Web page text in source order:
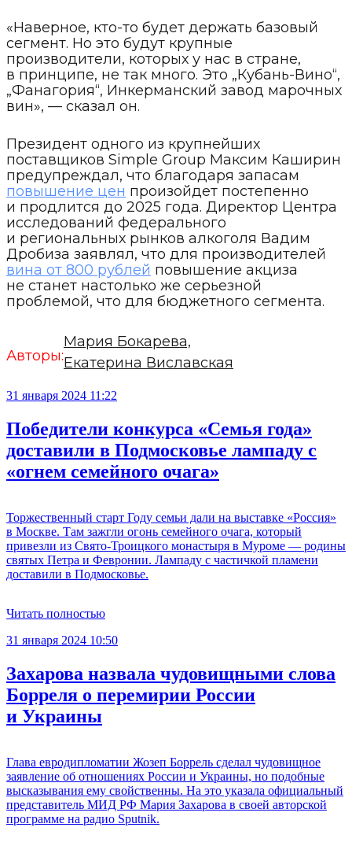
«Наверное, кто-то будет держать базовый
сегмент. Но это будут крупные
производители, которых у нас в стране,
в принципе, не так много. Это „Кубань-Вино“,
„Фанагория“, Инкерманский завод марочных
вин», — сказал он.
Президент одного из крупнейших
поставщиков Simple Group Максим Каширин
предупреждал, что благодаря запасам
повышение цен произойдет постепенно
и продлится до 2025 года. Директор Центра
исследований федерального
и региональных рынков алкоголя Вадим
Дробиза заявлял, что для производителей
вина от 800 рублей повышение акциза
не станет настолько же серьезной
проблемой, что для бюджетного сегмента.
Авторы:
Мария Бокарева,
Екатерина Виславская
31 января 2024 11:22
Победители конкурса «Семья года»
доставили в Подмосковье лампаду с
«огнем семейного очага»
Торжественный старт Году семьи дали на выставке «Россия»
в Москве. Там зажгли огонь семейного очага, который
привезли из Свято-Троицкого монастыря в Муроме — родины
святых Петра и Февронии. Лампаду с частичкой пламени
доставили в Подмосковье.
Читать полностью
31 января 2024 10:50
Захарова назвала чудовищными слова
Борреля о перемирии России
и Украины
Глава евродипломатии Жозеп Боррель сделал чудовищное
заявление об отношениях России и Украины, но подобные
высказывания ему свойственны. На это указала официальный
представитель МИД РФ Мария Захарова в своей авторской
программе на радио Sputnik.